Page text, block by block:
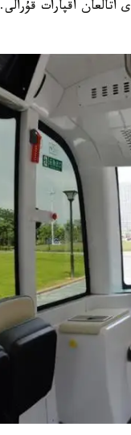
اقپارات قۇرالى.